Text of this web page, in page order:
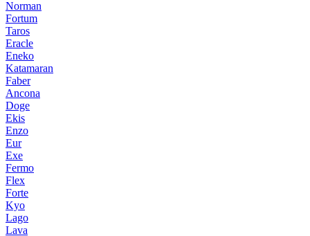
Norman
Fortum
Taros
Eracle
Eneko
Katamaran
Faber
Ancona
Doge
Ekis
Enzo
Eur
Exe
Fermo
Flex
Forte
Kyo
Lago
Lava